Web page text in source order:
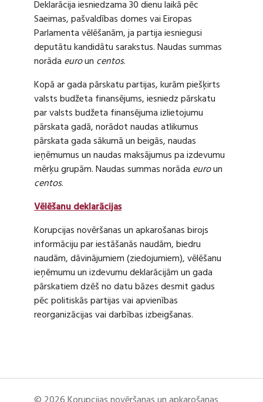
Deklarācija iesniedzama 30 dienu laikā pēc
Saeimas, pašvaldības domes vai Eiropas
Parlamenta vēlēšanām, ja partija iesniegusi
deputātu kandidātu sarakstus. Naudas summas
norāda euroun centos.
Kopā ar gada pārskatu partijas, kurām piešķirts
valsts budžeta finansējums, iesniedz pārskatu
par valsts budžeta finansējuma izlietojumu
pārskata gadā, norādot naudas atlikumus
pārskata gada sākumā un beigās, naudas
ieņēmumus un naudas maksājumus pa izdevumu
mērķu grupām. Naudas summas norāda euroun
centos.
Vēlēšanu deklarācijas
Korupcijas novēršanas un apkarošanas birojs
informāciju par iestāšanās naudām, biedru
naudām, dāvinājumiem (ziedojumiem), vēlēšanu
ieņēmumu un izdevumu deklarācijām un gada
pārskatiem dzēš no datu bāzes desmit gadus
pēc politiskās partijas vai apvienības
reorganizācijas vai darbības izbeigšanas.